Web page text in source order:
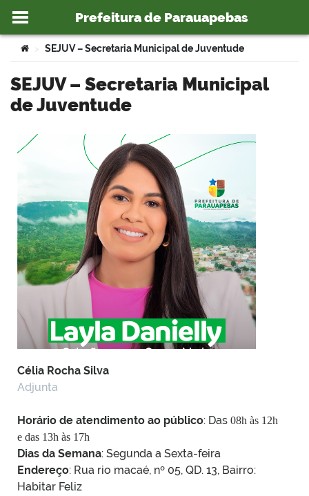
Ir para o conteúdo
Prefeitura de Parauapebas
portal
Você está aqui:
> SEJUV – Secretaria Municipal de Juventude
SEJUV – Secretaria Municipal
de Juventude
Célia Rocha Silva
Adjunta
Horário de atendimento ao público: Das 08h às 12h
e das 13h às 17h
Dias da Semana: Segunda a Sexta-feira
Endereço: Rua rio macaé, nº 05, QD. 13, Bairro:
Habitar Feliz